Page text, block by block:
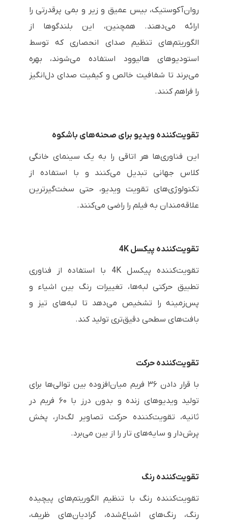
روان‌آکوستیک، بیس عمیق و زیر و بمی پرقدرتی را
ارائه می‌دهند. همچنین، این بلندگوها از
الگوریتم‌های تنظیم صدای انحصاری که توسط
استودیوهای هالیوود استفاده می‌شوند، بهره
می‌برند تا شفافیت خالص و کیفیت صدای دل‌انگیز
را فراهم کنند.
تقویت‌کننده ویدیو برای صحنه‌های باشکوه
این فناوری‌ها هر اتاقی را به یک سینمای خانگی
کلاس جهانی تبدیل می‌کنند و با استفاده از
تکنولوژی‌های تقویت ویدیو، حتی سخت‌گیرترین
علاقه‌مندان به فیلم را راضی می‌کنند.
تقویت‌کننده پیکسل 4K
تقویت‌کننده پیکسل 4K با استفاده از فناوری
تطبیق حرکتی لبه‌ها، تغییرات رنگ بین اشیاء و
پس‌زمینه را تشخیص می‌دهد تا لبه‌های تیز و
بافت‌های سطحی دقیق‌تری تولید کند.
تقویت‌کننده حرکت
با قرار دادن ۳۶ فریم میان‌افزوده بین توالی‌ها برای
تولید ویدیوهای زنده و بدون درز با ۶۰ فریم در
ثانیه، تقویت‌کننده حرکت تصاویر لگ‌دار، پخش
پرش‌دار و سایه‌های تار را از بین می‌برد.
تقویت‌کننده رنگ
تقویت‌کننده رنگ با تنظیم الگوریتم‌های پیچیده
رنگ، رنگ‌های اشباع‌شده، گرادیان‌های ظریف،